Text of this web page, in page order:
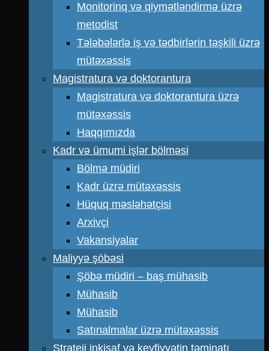
Monitorinq və qiymətləndirmə üzrə
metodist
Tələbələrlə iş və tədbirlərin təşkili üzrə
mütəxəssis
Magistratura və doktorantura
Magistratura və doktorantura üzrə
mütəxəssis
Haqqımızda
Kadr və ümumi işlər bölməsi
Bölmə müdiri
Kadr üzrə mütəxəssis
Hüquq məsləhətçisi
Arxivçi
Vakansiyalar
Maliyyə şöbəsi
Şöbə müdiri – baş mühasib
Mühasib
Mühasib
Satınalmalar üzrə mütəxəssis
Strateji inkişaf və keyfiyyətin təminatı